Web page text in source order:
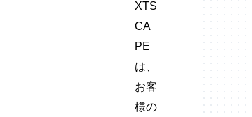
XTS
CA
PE
は、
お客
様の